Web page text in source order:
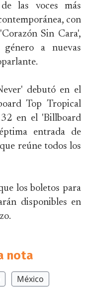
las voces más
con
Sin Cara',
a nuevas
debutó en el
Top Tropical
en el 'Billboard
entrada de
reúne todos los
los boletos para
disponibles en
nota
México